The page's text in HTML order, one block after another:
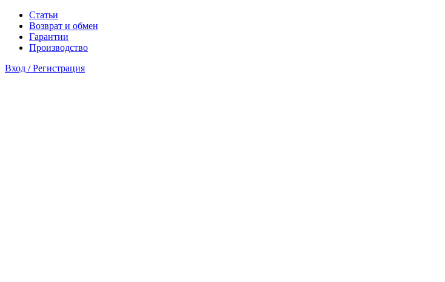
Статьи
Возврат и обмен
Гарантии
Производство
Вход / Регистрация